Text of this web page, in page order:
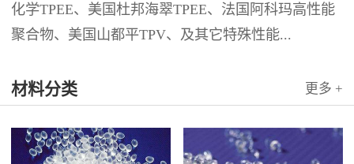
化学TPEE、美国杜邦海翠TPEE、法国阿科玛高性能
聚合物、美国山都平TPV、及其它特殊性能...
材料分类 更多 +